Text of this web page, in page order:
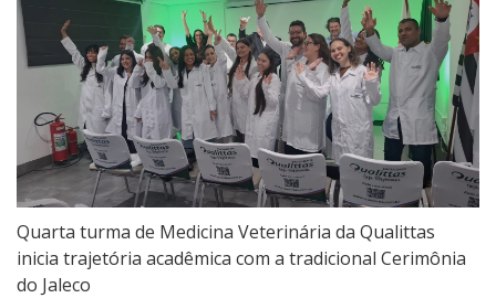
Quarta turma de Medicina Veterinária da Qualittas
inicia trajetória acadêmica com a tradicional Cerimônia
do Jaleco